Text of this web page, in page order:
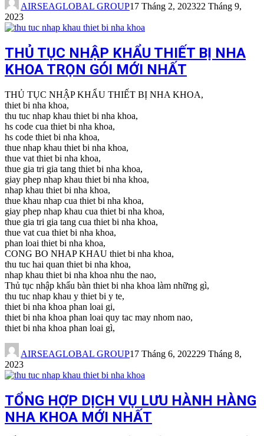
AIRSEAGLOBAL GROUP17 Tháng 2, 202322 Tháng 9,
2023
THỦ TỤC NHẬP KHẨU THIẾT BỊ NHA
KHOA TRỌN GÓI MỚI NHẤT
THỦ TỤC NHẬP KHẨU THIẾT BỊ NHA KHOA,
thiet bi nha khoa,
thu tuc nhap khau thiet bi nha khoa,
hs code cua thiet bi nha khoa,
hs code thiet bi nha khoa,
thue nhap khau thiet bi nha khoa,
thue vat thiet bi nha khoa,
thue gia tri gia tang thiet bi nha khoa,
giay phep nhap khau thiet bi nha khoa,
nhap khau thiet bi nha khoa,
thue khau nhap cua thiet bi nha khoa,
giay phep nhap khau cua thiet bi nha khoa,
thue gia tri gia tang cua thiet bi nha khoa,
thue vat cua thiet bi nha khoa,
phan loai thiet bi nha khoa,
CONG BO NHAP KHAU thiet bi nha khoa,
thu tuc hai quan thiet bi nha khoa,
nhap khau thiet bi nha khoa nhu the nao,
Thủ tục nhập khẩu bàn thiet bi nha khoa làm những gì,
thu tuc nhap khau y thiet bi y te,
thiet bi nha khoa phan loai gi,
thiet bi nha khoa phan loai quy tac may nhom nao,
thiet bi nha khoa phan loai gì,
AIRSEAGLOBAL GROUP17 Tháng 6, 202229 Tháng 8,
2023
TỔNG HỢP DỊCH VỤ LƯU HÀNH HÀNG
NHA KHOA MỚI NHẤT